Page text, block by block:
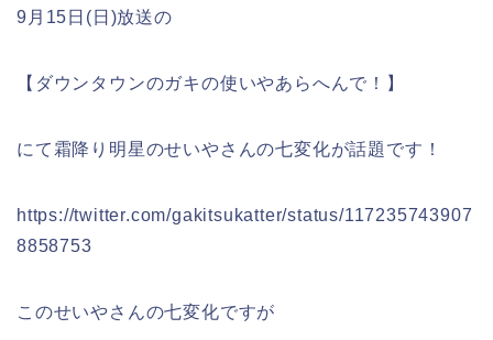
9月15日(日)放送の
【ダウンタウンのガキの使いやあらへんで！】
にて霜降り明星のせいやさんの七変化が話題です！
https://twitter.com/gakitsukatter/status/117235743907
8858753
このせいやさんの七変化ですが